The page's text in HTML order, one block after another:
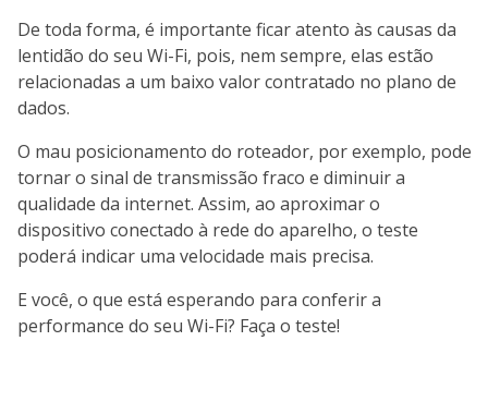
De toda forma, é importante ficar atento às causas da
lentidão do seu Wi-Fi, pois, nem sempre, elas estão
relacionadas a um baixo valor contratado no plano de
dados.
O mau posicionamento do roteador, por exemplo, pode
tornar o sinal de transmissão fraco e diminuir a
qualidade da internet. Assim, ao aproximar o
dispositivo conectado à rede do aparelho, o teste
poderá indicar uma velocidade mais precisa.
E você, o que está esperando para conferir a
performance do seu Wi-Fi? Faça o teste!